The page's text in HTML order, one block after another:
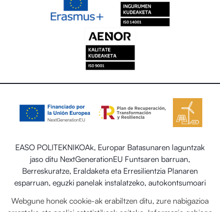
EASO POLITEKNIKOAk, Europar Batasunaren laguntzak
jaso ditu NextGenerationEU Funtsaren barruan,
Berreskuratze, Eraldaketa eta Erresilientzia Planaren
esparruan, eguzki panelak instalatzeko, autokontsumoari
berriztagarriekin, baita ere Trantsizio Ekologikorako eta
Webgune honek cookie-ak erabiltzen ditu, zure nabigazioa